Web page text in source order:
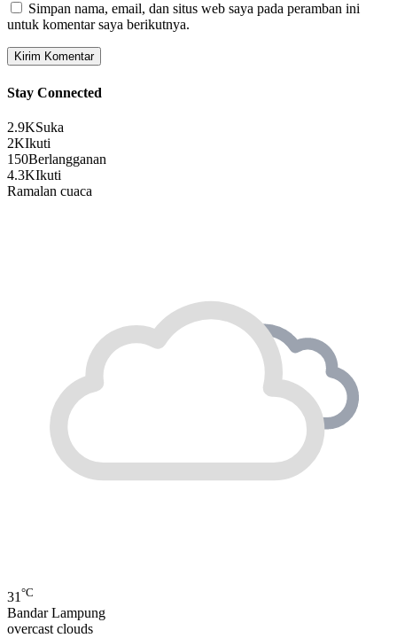
Simpan nama, email, dan situs web saya pada peramban ini
untuk komentar saya berikutnya.
Stay Connected
2.9KSuka
2KIkuti
150Berlangganan
4.3KIkuti
Ramalan cuaca
31 °C
Bandar Lampung
overcast clouds